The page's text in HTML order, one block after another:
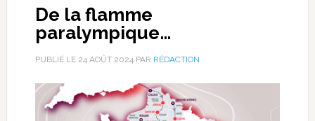
De la flamme
paralympique…
PUBLIÉ LE 24 AOÛT 2024PAR RÉDACTION